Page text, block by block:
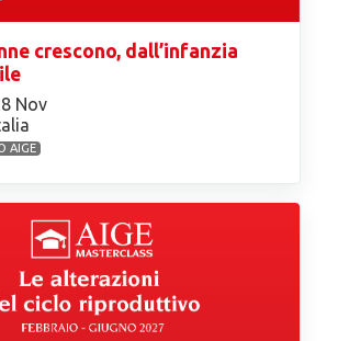
crescono, dall’infanzia
Nov
AIGE